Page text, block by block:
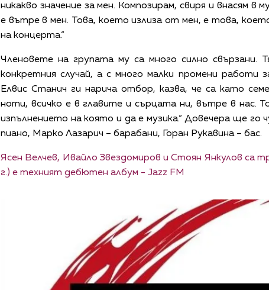
никакво значение за мен. Композирам, свиря и внасям в
е вътре в мен. Това, което излиза от мен, е това,
на концерта.“
Членовете на групата му са много силно свързани.
конкретния случай, а с много малки промени работи
Елвис Станич ги нарича отбор, казва, че са като
ноти, всичко е в главите и сърцата ни, вътре в нас.
изпълнението на която и да е музика.“ Довечера ще го
пиано, Марко Лазарич – барабани, Горан Рукавина – бас.
Ясен Велчев, Ивайло Звездомиров и Стоян Янкулов са
г.) е техният дебютен албум - Jazz FM